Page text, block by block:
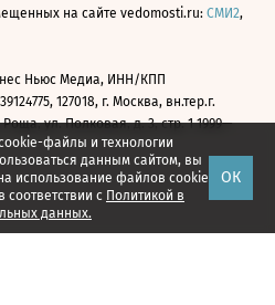
файлы и технологии
данным сайтом, вы
использование файлов cookie
соответствии с Политикой в
данных.
ОК
на сайте vedomosti.ru: СМИ2,
Ньюс Медиа, ИНН/КПП
127018, г. Москва, вн.тер.г.
ул. Полковая, д. 3, стр. 1 1999—